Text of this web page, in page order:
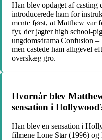
Han blev opdaget af casting
introducerede ham for
mente først, at Matthew var
fyr, der jagter high school-
ungdomsdrama Confusion
men castede ham alligevel
overskæg gro.
Hvornår blev
sensation i
Han blev en sensation i
filmene Lone Star (1996) og